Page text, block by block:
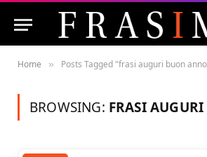
Home » Posts Tagged "frasi auguri buon
BROWSING: FRASI